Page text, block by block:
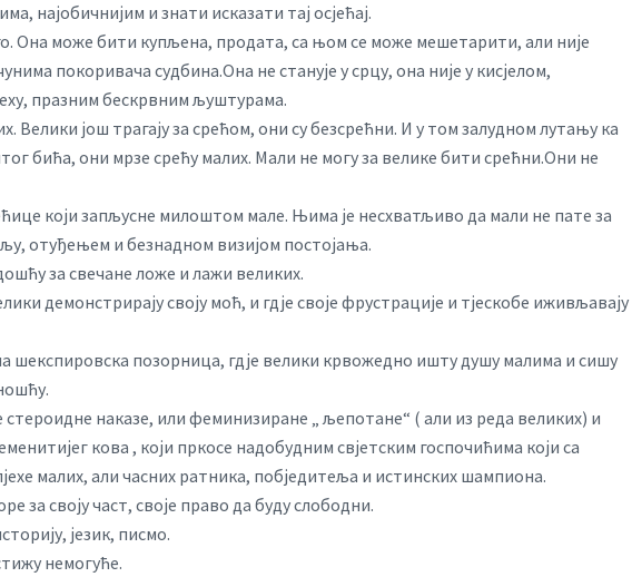
најобичнијим и знати исказати тај осјећај.
Она може бити купљена, продата, са њом се може мешетарити, али није
покоривача судбина.Она не станује у срцу, она није у кисјелом,
празним бескрвним љуштурама.
Велики још трагају за срећом, они су безсрећни. И у том залудном лутању ка
бића, они мрзе срећу малих. Мали не могу за велике бити срећни.Они не
који запљусне милоштом мале. Њима је несхватљиво да мали не пате за
отуђењем и безнадном визијом постојања.
за свечане ложе и лажи великих.
демонстрирају своју моћ, и гдје своје фрустрације и тјескобе иживљавају
шекспировска позорница, гдје велики крвожедно ишту душу малима и сишу
наказе, или феминизиране „ љепотане“ ( али из реда великих) и
кова , који пркосе надобудним свјетским госпочићима који са
малих, али часних ратника, побједитеља и истинских шампиона.
за своју част, своје право да буду слободни.
језик, писмо.
немогуће.